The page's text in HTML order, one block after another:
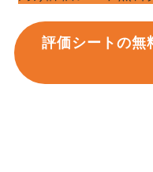
評価シートの無